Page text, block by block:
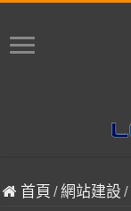
首頁 /網站建設 /